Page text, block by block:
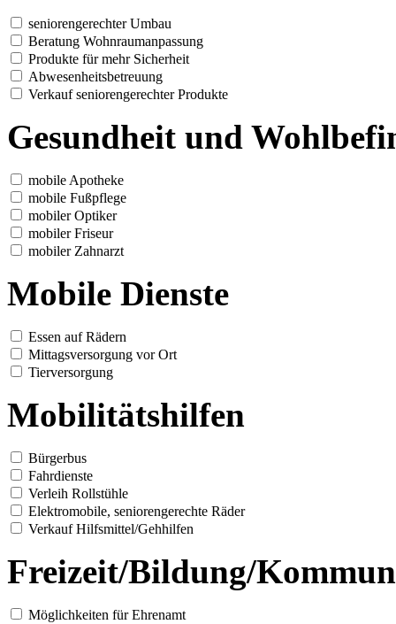
seniorengerechter Umbau
Beratung Wohnraumanpassung
Produkte für mehr Sicherheit
Abwesenheitsbetreuung
Verkauf seniorengerechter Produkte
Gesundheit und
mobile Apotheke
mobile Fußpflege
mobiler Optiker
mobiler Friseur
mobiler Zahnarzt
Mobile Dienste
Essen auf Rädern
Mittagsversorgung vor Ort
Tierversorgung
Mobilitätshilfen
Bürgerbus
Fahrdienste
Verleih Rollstühle
Elektromobile, seniorengerechte Räder
Verkauf Hilfsmittel/Gehhilfen
Freizeit/Bildung/
Möglichkeiten für Ehrenamt